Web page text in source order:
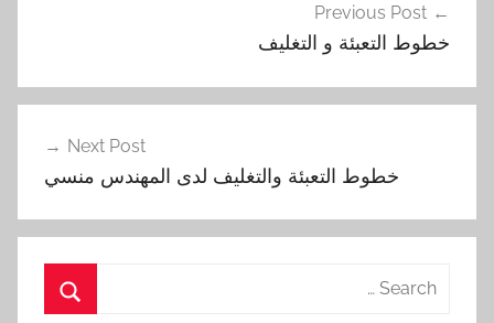
المقالات
Previous Post
خطوط التعبئة و التغليف
Next Post
خطوط التعبئة والتغليف لدى المهندس منسي
Search